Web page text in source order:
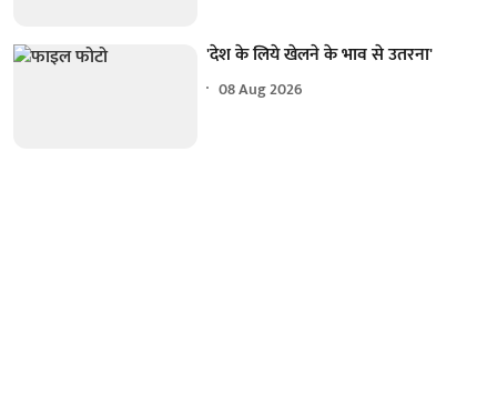
'देश के लिये खेलने के भाव से उतरना'
08 Aug 2026